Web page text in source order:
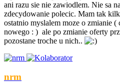
ani razu sie nie zawiodlem. Nie sa
zdecydowanie polecic. Mam tak
ostatnio myslalem moze o zmianie (
nowego : ) ale po zmianie oferty
pozostane troche u nich..
nrm